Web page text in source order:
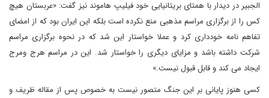
الجبیر در دیدار با همتای بریتانیایی خود فیلیپ هاموند نیز گفت: «عربستان هیچ
کس را از برگزاری مراسم مذهبی منع نکرده است بلکه این ایران بود که از امضای
تفاهم نامه خودداری کرد و عملا خواستار این شد که در نحوه برگزاری مراسم
شرکت داشته باشد و مزایای دیگری را خواستار شد. این در مراسم هرج ومرج
ایجاد می کند و قابل قبول نیست.»
کسی هنوز پایانی بر این جنگ متصور نیست به خصوص پس از مقاله ظریف و